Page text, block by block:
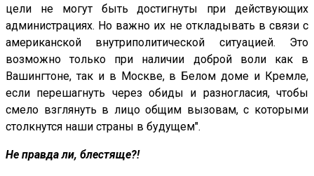
цели не могут быть достигнуты при действующих
администрациях. Но важно их не откладывать в связи с
американской внутриполитической ситуацией. Это
возможно только при наличии доброй воли как в
Вашингтоне, так и в Москве, в Белом доме и Кремле,
если перешагнуть через обиды и разногласия, чтобы
смело взглянуть в лицо общим вызовам, с которыми
столкнутся наши страны в будущем".
Не правда ли, блестяще?!